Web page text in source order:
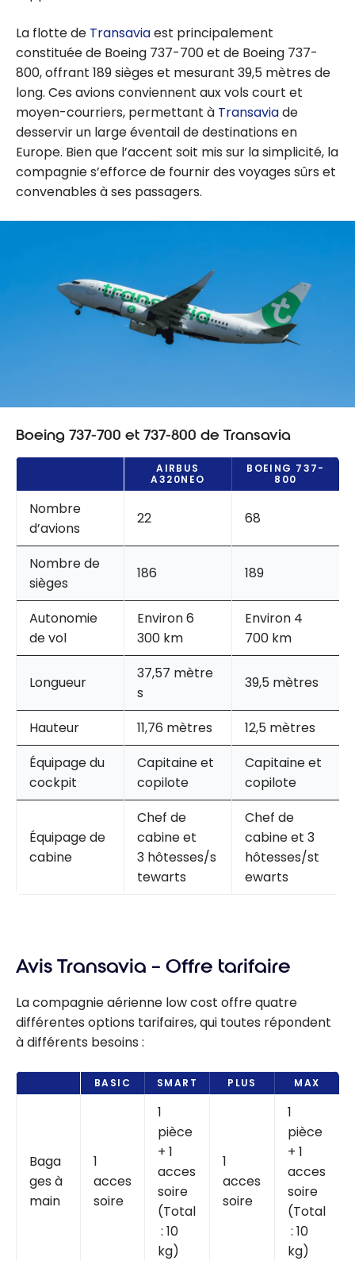
La flotte de Transaviaest principalement
constituée de Boeing 737-700 et de Boeing 737-
800, offrant 189 sièges et mesurant 39,5 mètres de
long. Ces avions conviennent aux vols court et
moyen-courriers, permettant à Transaviade
desservir un large éventail de destinations en
Europe. Bien que l’accent soit mis sur la simplicité, la
compagnie s’efforce de fournir des voyages sûrs et
convenables à ses passagers.
Boeing 737-700 et 737-800 de Transavia
AIRBUS
A320NEO
BOEING 737-
800
Nombre
d’avions
22 68
Nombre de
sièges
186 189
Autonomie
de vol
Environ 6
300 km
Environ 4
700 km
Longueur
37,57 mètre
s
39,5 mètres
Hauteur 11,76 mètres
12,5 mètres
Équipage du
cockpit
Capitaine et
copilote
Capitaine et
copilote
Équipage de
cabine
Chef de
cabine et
3 hôtesses/s
tewarts
Chef de
cabine et 3
hôtesses/st
ewarts
Avis Transavia – Offre tarifaire
La compagnie aérienne low cost offre quatre
différentes options tarifaires, qui toutes répondent
à différents besoins :
BASIC SMART PLUS MAX
Baga
ges à
main
1
acces
soire
1
pièce
+ 1
acces
soire
(Total
: 10
kg)
1
acces
soire
1
pièce
+ 1
acces
soire
(Total
: 10
kg)